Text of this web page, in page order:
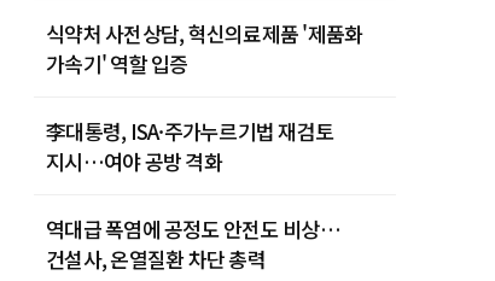
식약처 사전상담, 혁신의료제품 '제품화
가속기' 역할 입증
李대통령, ISA·주가누르기법 재검토
지시…여야 공방 격화
역대급 폭염에 공정도 안전도 비상…
건설사, 온열질환 차단 총력